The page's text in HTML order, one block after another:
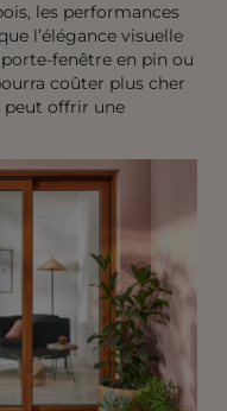
les performances
l’élégance visuelle
fenêtre en pin ou
coûter plus cher
peut offrir une